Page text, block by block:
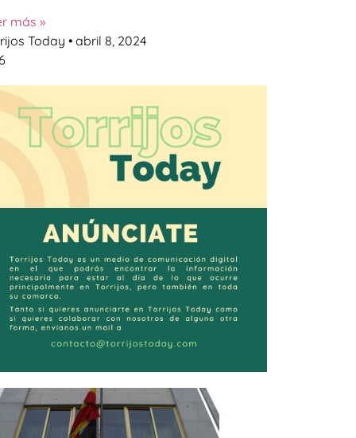
más »
Today abril 8, 2024